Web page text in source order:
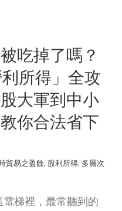
吃掉了嗎？
所得」全攻
大軍到中小
你合法省下
貿易之盈餘, 股利所得, 多層次
梯裡，最常聽到的